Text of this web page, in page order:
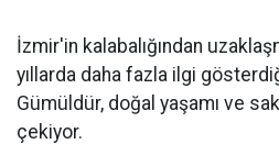
İzmir'in kalabalığından
yıllarda daha fazla ilgi
Gümüldür, doğal yaşamı ve
çekiyor.